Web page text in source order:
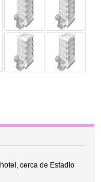
cerca de Estadio